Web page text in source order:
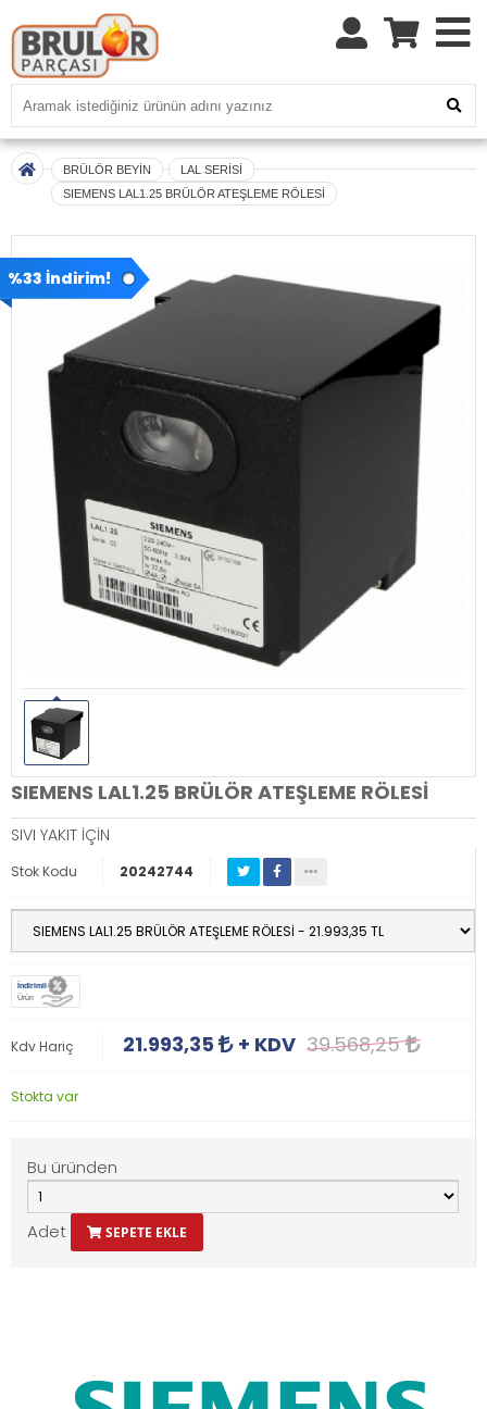
BRÜLÖR BEYİN
LAL SERİSİ
SIEMENS LAL1.25 BRÜLÖR ATEŞLEME RÖLESİ
%33 İndirim!
SIEMENS LAL1.25 BRÜLÖR ATEŞLEME RÖLESİ
SIVI YAKIT İÇİN
Stok Kodu 20242744
İndirimli
Ürün
Kdv Hariç 21.993,35 + KDV 39.568,25
Stokta var
Bu üründen
Adet SEPETE EKLE